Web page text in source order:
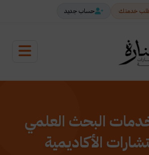
خدمتك حساب جديد
البحث العلمي
الأكاديمية